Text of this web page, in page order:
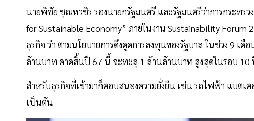
นายพิชัย ชุณหวชิร รองนายกรัฐมนตรี และรัฐมนตรีว่าการกระทร
for Sustainable Economy” ภายในงาน Sustainability Forum
ธุรกิจ ว่า ตามนโยบายการดึงดูดการลงทุนของรัฐบาล ในช่วง 9
ล้านบาท คาดสิ้นปี 67 นี้ จะทะลุ 1 ล้านล้านบาท สูงสุดในรอบ 10
สำหรับธุรกิจที่เข้ามาก็ตอบสนองความยั่งยืน เช่น รถไฟฟ้า แบตเ
เป็นต้น